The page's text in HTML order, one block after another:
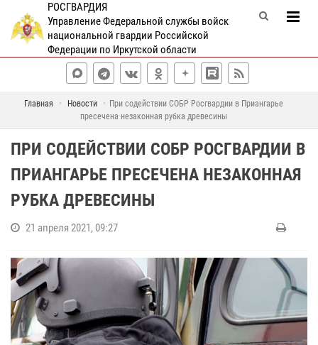
РОСГВАРДИЯ
Управление Федеральной службы войск
национальной гвардии Российской
Федерации по Иркутской области
Главная Новости
При содействии СОБР Росгвардии в Приангарье
пресечена незаконная рубка древесины
ПРИ СОДЕЙСТВИИ СОБР РОСГВАРДИИ В
ПРИАНГАРЬЕ ПРЕСЕЧЕНА НЕЗАКОННАЯ
РУБКА ДРЕВЕСИНЫ
21 апреля 2021, 09:27